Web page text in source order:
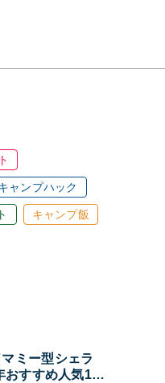
ャンプハック
キャンプ飯
ミー型シェラ
おすすめ人気10